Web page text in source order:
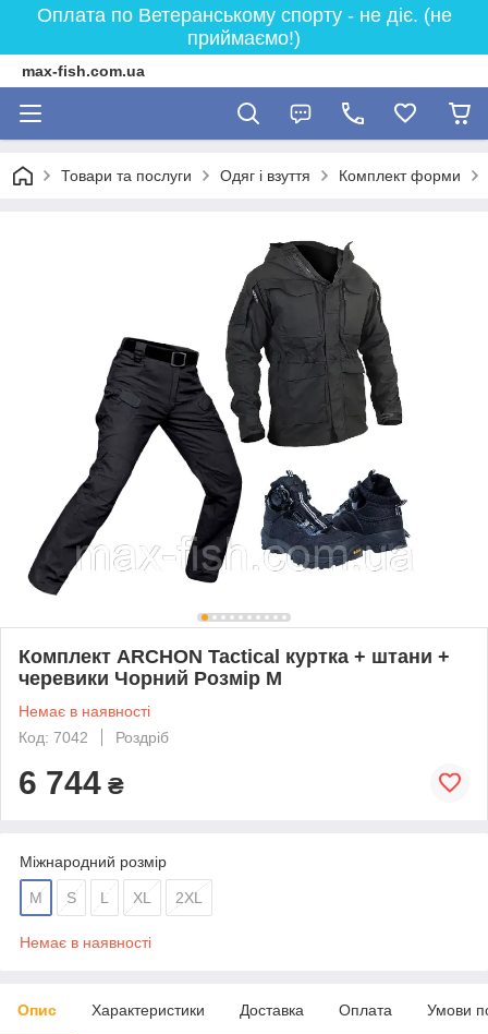
Оплата по Ветеранському спорту - не діє. (не
приймаємо!)
max-fish.com.ua
Товари та послуги Одяг і взуття Комплект форми
Комплект ARCHON Tactical куртка + штани +
черевики Чорний Розмір M
Немає в наявності
Код: 7042
Роздріб
6 744 ₴
Міжнародний розмір
M S L XL 2XL
Немає в наявності
Опис Характеристики Доставка Оплата Умови